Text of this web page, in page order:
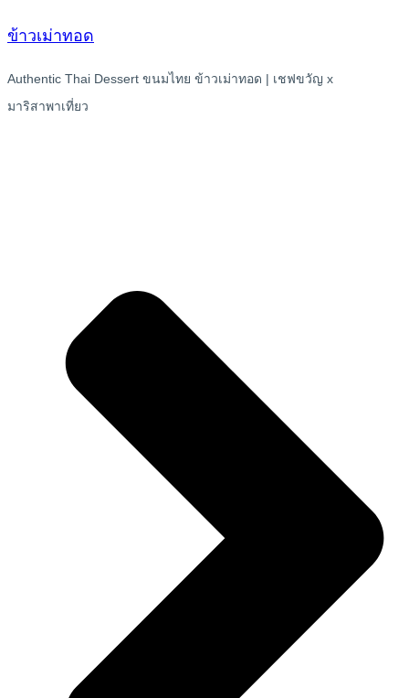
ข้าวเม่าทอด
Authentic Thai Dessert ขนมไทย ข้าวเม่าทอด | เชฟขวัญ x
มาริสาพาเที่ยว